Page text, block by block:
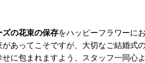
ズの花束の保存をハッピーフラワーに
あってこそですが、大切なご結婚
に包まれますよう、スタッフ一同心